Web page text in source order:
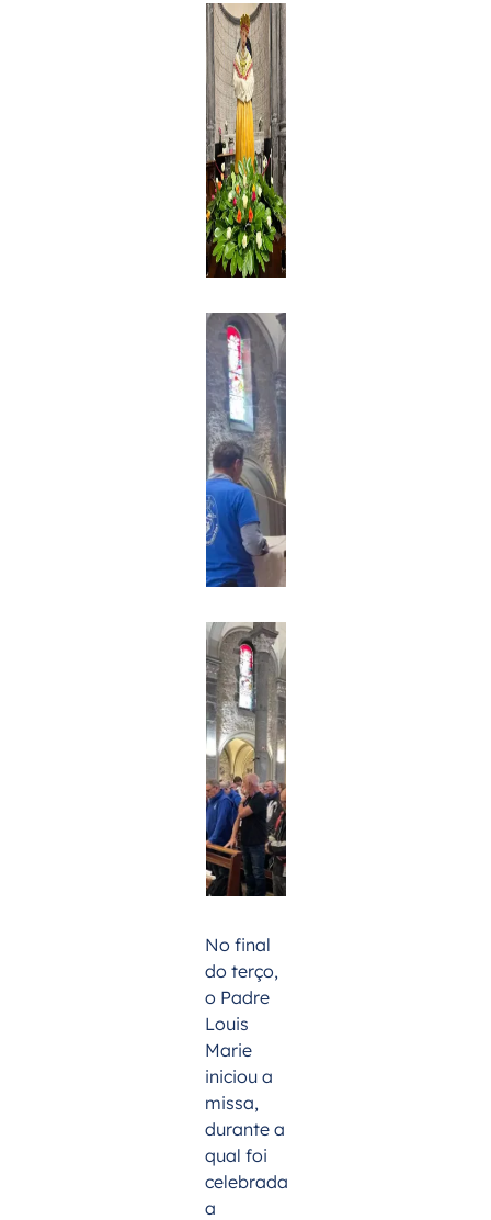
No final
do terço,
o Padre
Louis
Marie
iniciou a
missa,
durante a
qual foi
celebrada
a